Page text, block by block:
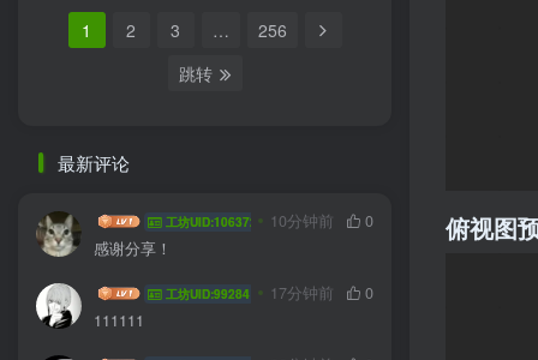
1 2 3 …
256
跳转
最新评论
Hanmo 工坊UID:106372 10分钟前
0
感谢分享！
吊袜带 工坊UID:99284 17分钟前
0
111111
俯视图